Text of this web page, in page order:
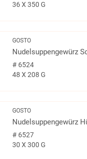
36 X 350 G
GOSTO
Nudelsuppengewürz
#6524
48 X 208 G
GOSTO
Nudelsuppengewürz
#6527
30 X 300 G